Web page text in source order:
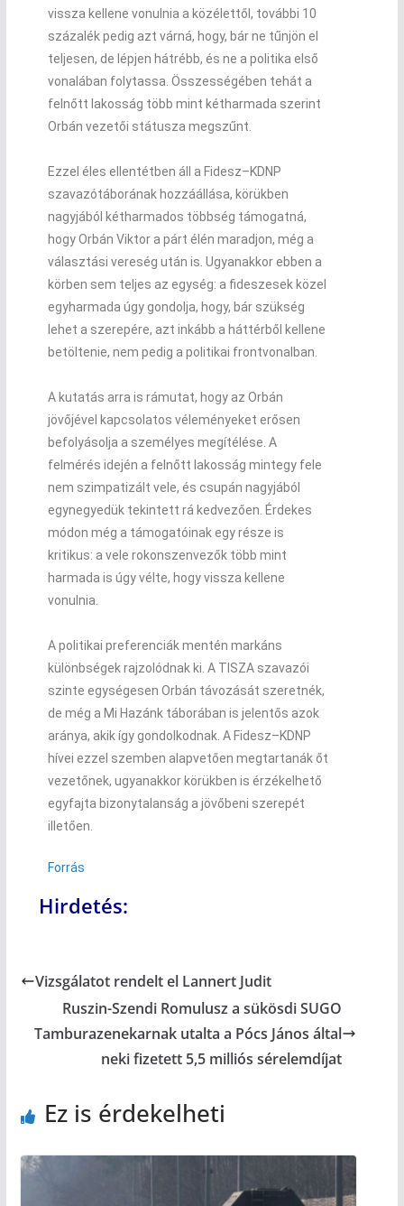
vissza kellene vonulnia a közélettől, további 10
százalék pedig azt várná, hogy, bár ne tűnjön el
teljesen, de lépjen hátrébb, és ne a politika első
vonalában folytassa. Összességében tehát a
felnőtt lakosság több mint kétharmada szerint
Orbán vezetői státusza megszűnt.
Ezzel éles ellentétben áll a Fidesz–KDNP
szavazótáborának hozzáállása, körükben
nagyjából kétharmados többség támogatná,
hogy Orbán Viktor a párt élén maradjon, még a
választási vereség után is. Ugyanakkor ebben a
körben sem teljes az egység: a fideszesek közel
egyharmada úgy gondolja, hogy, bár szükség
lehet a szerepére, azt inkább a háttérből kellene
betöltenie, nem pedig a politikai frontvonalban.
A kutatás arra is rámutat, hogy az Orbán
jövőjével kapcsolatos véleményeket erősen
befolyásolja a személyes megítélése. A
felmérés idején a felnőtt lakosság mintegy fele
nem szimpatizált vele, és csupán nagyjából
egynegyedük tekintett rá kedvezően. Érdekes
módon még a támogatóinak egy része is
kritikus: a vele rokonszenvezők több mint
harmada is úgy vélte, hogy vissza kellene
vonulnia.
A politikai preferenciák mentén markáns
különbségek rajzolódnak ki. A TISZA szavazói
szinte egységesen Orbán távozását szeretnék,
de még a Mi Hazánk táborában is jelentős azok
aránya, akik így gondolkodnak. A Fidesz–KDNP
hívei ezzel szemben alapvetően megtartanák őt
vezetőnek, ugyanakkor körükben is érzékelhető
egyfajta bizonytalanság a jövőbeni szerepét
illetően.
Forrás
Hirdetés:
Vizsgálatot rendelt el Lannert Judit
Ruszin-Szendi Romulusz a sükösdi SUGO
Tamburazenekarnak utalta a Pócs János által
neki fizetett 5,5 milliós sérelemdíjat
Ez is érdekelheti